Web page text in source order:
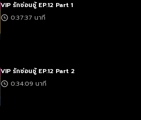
VIP รักซ่อนชู้ EP.12 Part 1
0:37:37 นาที
VIP รักซ่อนชู้ EP.12 Part 2
0:34:09 นาที